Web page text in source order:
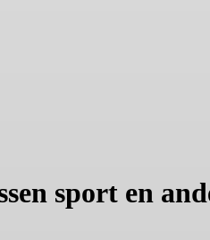
sport en